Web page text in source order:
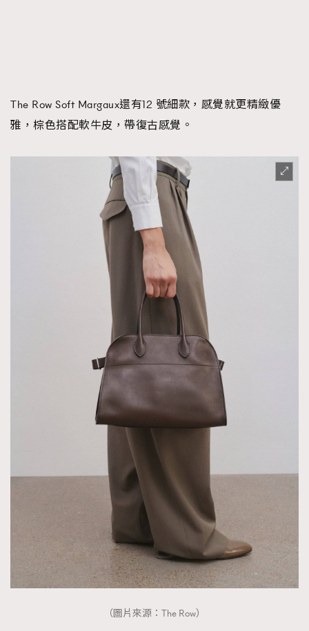
The Row Soft Margaux還有12 號細款，感覺就更精緻優
雅，棕色搭配軟牛皮，帶復古感覺。
（圖片來源：The Row）